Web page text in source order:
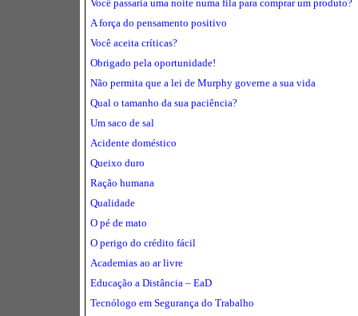
Você passaria uma noite numa fila para comprar um produto?
A força do pensamento positivo
Você aceita críticas?
Obrigado pela oportunidade!
Não permita que a lei de Murphy governe a sua vida
Qual o tamanho da sua paciência?
Um saco de sal
Acidente doméstico
Queixo duro
Ração humana
Qualidade
O pé de mato
O perigo do crédito fácil
Academias ao ar livre
Educação a Distância – EaD
Tecnólogo em Segurança do Trabalho